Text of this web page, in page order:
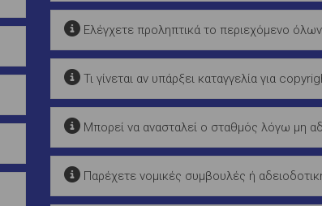
Ελέγχετε προληπτικά το περιεχόμενο
Τι γίνεται αν υπάρξει καταγγελία για
Μπορεί να ανασταλεί ο σταθμός λόγω μη
Παρέχετε νομικές συμβουλές ή